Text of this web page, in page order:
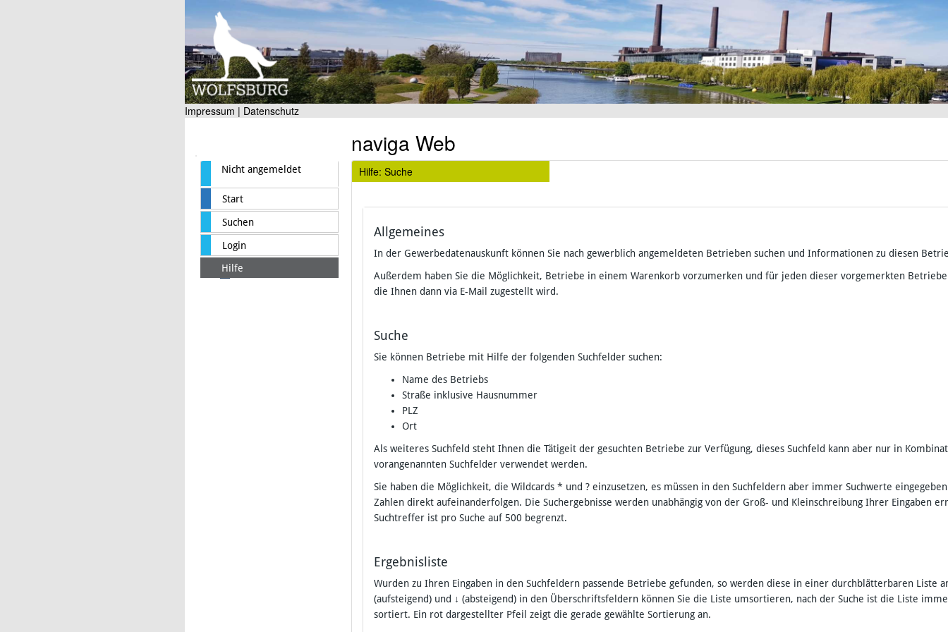
Impressum | Datenschutz
Nicht angemeldet
Start
Suchen
Login
Hilfe
naviga Web
Hilfe: Suche
Allgemeines
In der Gewerbedatenauskunft können Sie nach gewerblich angemeldeten Betrieben suchen und Informationen zu diesen
Außerdem haben Sie die Möglichkeit, Betriebe in einem Warenkorb vorzumerken und für jeden dieser vorgemerkten
die Ihnen dann via E-Mail zugestellt wird.
Suche
Sie können Betriebe mit Hilfe der folgenden Suchfelder suchen:
Name des Betriebs
Straße inklusive Hausnummer
PLZ
Ort
Als weiteres Suchfeld steht Ihnen die Tätigeit der gesuchten Betriebe zur Verfügung, dieses Suchfeld kann aber nur in
vorangenannten Suchfelder verwendet werden.
Sie haben die Möglichkeit, die Wildcards * und ? einzusetzen, es müssen in den Suchfeldern aber immer Suchwerte
Zahlen direkt aufeinanderfolgen. Die Suchergebnisse werden unabhängig von der Groß- und Kleinschreibung Ihrer Eingaben
Suchtreffer ist pro Suche auf 500 begrenzt.
Ergebnisliste
Wurden zu Ihren Eingaben in den Suchfeldern passende Betriebe gefunden, so werden diese in einer durchblätterbaren Liste
(aufsteigend) und ↓ (absteigend) in den Überschriftsfeldern können Sie die Liste umsortieren, nach der Suche ist die Liste
sortiert. Ein rot dargestellter Pfeil zeigt die gerade gewählte Sortierung an.